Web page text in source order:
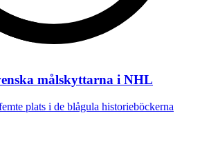
målskyttarna i NHL
plats i de blågula historieböckerna